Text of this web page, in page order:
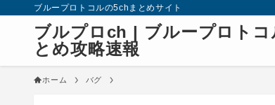
ブループロトコルの5chまとめサイト
ブルプロch | ブループロトコ
とめ攻略速報
ホーム バグ